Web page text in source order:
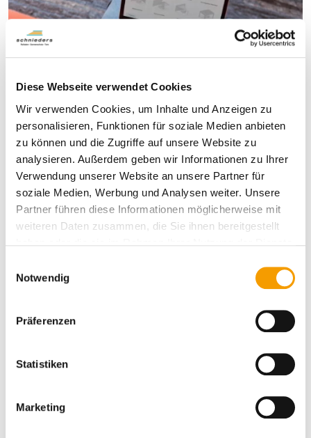
Diese Webseite verwendet Cookies
Wir verwenden Cookies, um Inhalte und Anzeigen zu
personalisieren, Funktionen für soziale Medien anbieten
zu können und die Zugriffe auf unsere Website zu
analysieren. Außerdem geben wir Informationen zu Ihrer
Verwendung unserer Website an unsere Partner für
soziale Medien, Werbung und Analysen weiter. Unsere
Partner führen diese Informationen möglicherweise mit
weiteren Daten zusammen, die Sie ihnen bereitgestellt
Notwendig
Präferenzen
Statistiken
Marketing
Markisen / Terrassendach konfigurieren
Konfigurieren Sie Ihr Wunschprodukt imOutdoor
Living Bereichund erhalten Sie ein unverbindliches
Angebot.